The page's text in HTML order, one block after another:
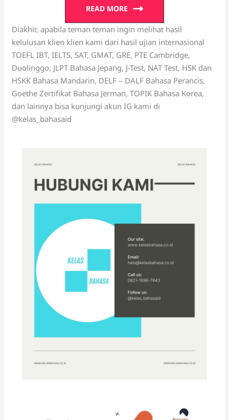
READ MORE
Diakhir, apabila teman teman ingin melihat hasil
kelulusan klien klien kami dari hasil ujian internasional
TOEFL IBT, IELTS, SAT, GMAT, GRE, PTE Cambridge,
Duolinggo, JLPT Bahasa Jepang, J-Test, NAT Test, HSK dan
HSKK Bahasa Mandarin, DELF – DALF Bahasa Perancis,
Goethe Zertifikat Bahasa Jerman, TOPIK Bahasa Korea,
dan lainnya bisa kunjungi akun IG kami di
@kelas_bahasaid